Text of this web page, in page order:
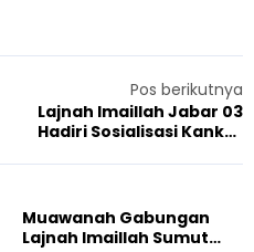
Pos berikutnya
Lajnah Imaillah Jabar 03
Hadiri Sosialisasi Kanker
Muawanah Gabungan
Lajnah Imaillah Sumut